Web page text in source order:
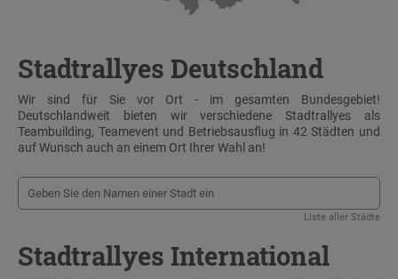
Stadtrallyes Deutschland
Wir sind für Sie vor Ort - im gesamten Bundesgebiet!
Deutschlandweit bieten wir verschiedene Stadtrallyes als
Teambuilding, Teamevent und Betriebsausflug in 42 Städten und
auf Wunsch auch an einem Ort Ihrer Wahl an!
Liste aller Städte
Stadtrallyes International